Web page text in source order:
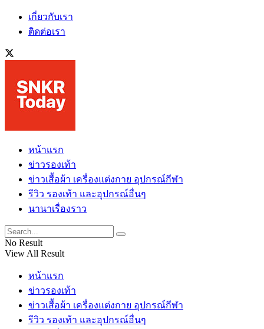
เกี่ยวกับเรา
ติดต่อเรา
หน้าแรก
ข่าวรองเท้า
ข่าวเสื้อผ้า เครื่องแต่งกาย อุปกรณ์กีฬา
รีวิว รองเท้า และอุปกรณ์อื่นๆ
นานาเรื่องราว
No Result
View All Result
หน้าแรก
ข่าวรองเท้า
ข่าวเสื้อผ้า เครื่องแต่งกาย อุปกรณ์กีฬา
รีวิว รองเท้า และอุปกรณ์อื่นๆ